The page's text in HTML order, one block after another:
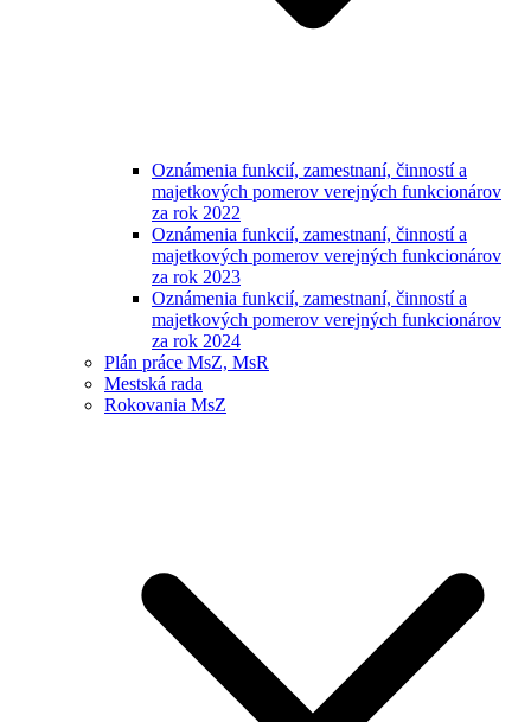
Oznámenia funkcií, zamestnaní, činností a
majetkových pomerov verejných funkcionárov
za rok 2022
Oznámenia funkcií, zamestnaní, činností a
majetkových pomerov verejných funkcionárov
za rok 2023
Oznámenia funkcií, zamestnaní, činností a
majetkových pomerov verejných funkcionárov
za rok 2024
Plán práce MsZ, MsR
Mestská rada
Rokovania MsZ